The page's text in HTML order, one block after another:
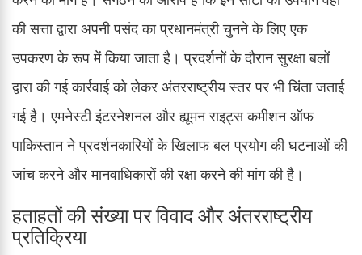
की सत्ता द्वारा अपनी पसंद का प्रधानमंत्री चुनने के लिए एक
उपकरण के रूप में किया जाता है। प्रदर्शनों के दौरान सुरक्षा बलों
द्वारा की गई कार्रवाई को लेकर अंतरराष्ट्रीय स्तर पर भी चिंता जताई
गई है। एमनेस्टी इंटरनेशनल और ह्यूमन राइट्स कमीशन ऑफ
पाकिस्तान ने प्रदर्शनकारियों के खिलाफ बल प्रयोग की घटनाओं की
जांच करने और मानवाधिकारों की रक्षा करने की मांग की है।
हताहतों की संख्या पर विवाद और अंतरराष्ट्रीय
प्रतिक्रिया